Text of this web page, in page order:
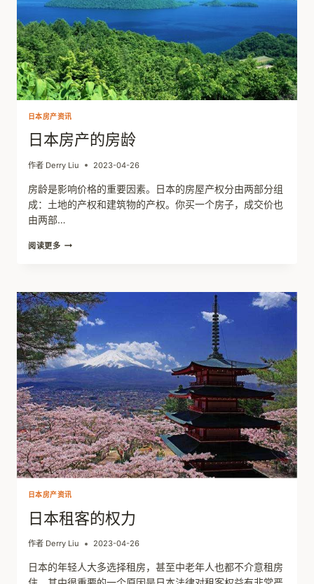
流
动
性
和
租
售
比
日本房产资讯
日本房产的房龄
作者 Derry Liu 2023-04-26
房龄是影响价格的重要因素。日本的房屋产权分由两部分组
成：土地的产权和建筑物的产权。你买一个房子，成交价也
由两部…
阅读更多
房
龄
日本房产资讯
日本租客的权力
作者 Derry Liu 2023-04-26
日本的年轻人大多选择租房，甚至中老年人也都不介意租房